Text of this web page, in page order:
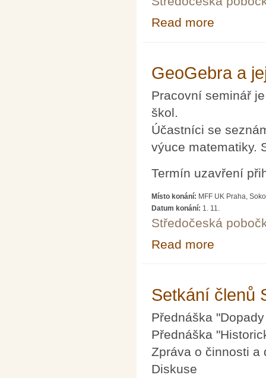
Read more
GeoGebra a
Pracovní seminář
škol.
Účastníci se
výuce matematiky.
Termín uzavření
Místo konání: MFF UK Praha,
Datum konání: 1. 11.
Středočeská
Read more
Setkání členů
Přednáška
Přednáška
Zpráva o činnosti a
Diskuse